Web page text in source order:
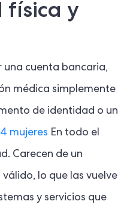
física y
una cuenta bancaria,
médica simplemente
de identidad o un
4 mujeres En todo el
Carecen de un
lo que las vuelve
y servicios que